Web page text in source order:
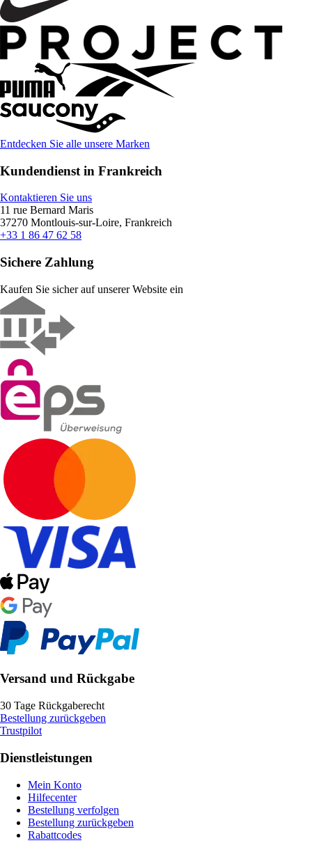
Entdecken Sie alle unsere Marken
Kundendienst in Frankreich
Kontaktieren Sie uns
11 rue Bernard Maris
37270 Montlouis-sur-Loire, Frankreich
+33 1 86 47 62 58
Sichere Zahlung
Kaufen Sie sicher auf unserer Website ein
Versand und Rückgabe
30 Tage Rückgaberecht
Bestellung zurückgeben
Trustpilot
Dienstleistungen
Mein Konto
Hilfecenter
Bestellung verfolgen
Bestellung zurückgeben
Rabattcodes